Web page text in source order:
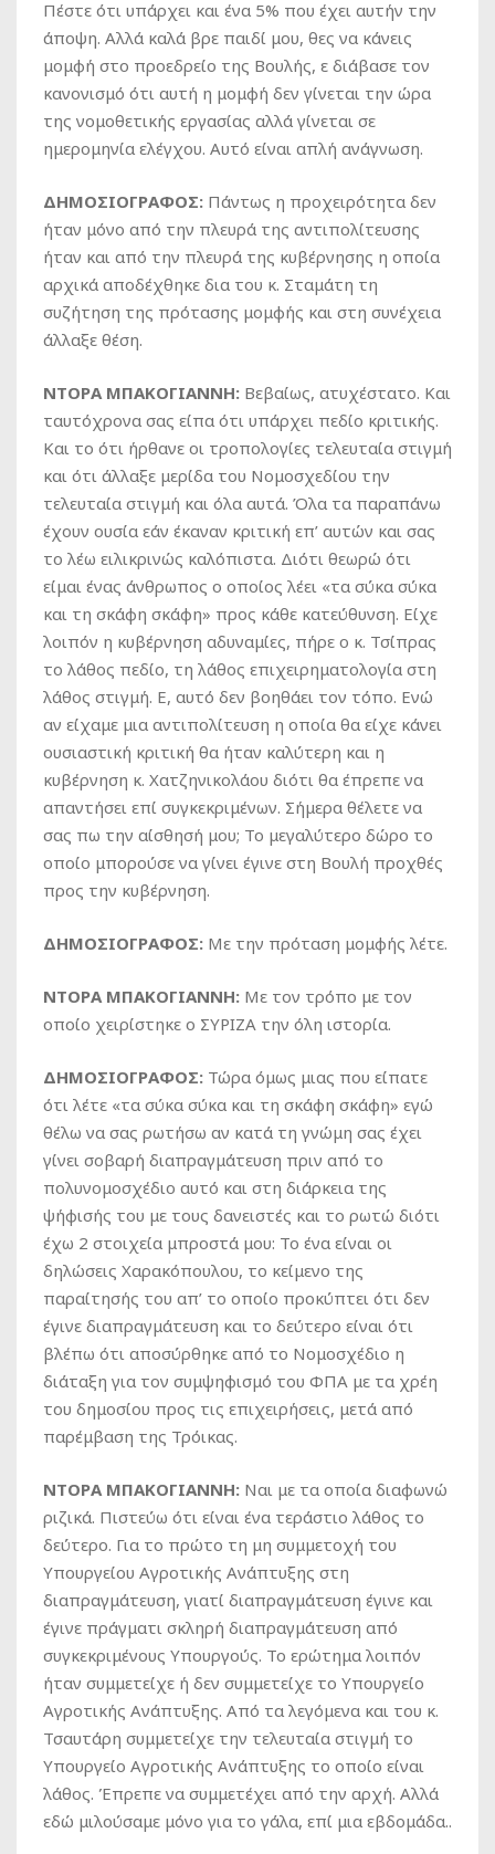
Πέστε ότι υπάρχει και ένα 5% που έχει αυτήν την
άποψη. Αλλά καλά βρε παιδί μου, θες να κάνεις
μομφή στο προεδρείο της Βουλής, ε διάβασε τον
κανονισμό ότι αυτή η μομφή δεν γίνεται την ώρα
της νομοθετικής εργασίας αλλά γίνεται σε
ημερομηνία ελέγχου. Αυτό είναι απλή ανάγνωση.
ΔΗΜΟΣΙΟΓΡΑΦΟΣ: Πάντως η προχειρότητα δεν
ήταν μόνο από την πλευρά της αντιπολίτευσης
ήταν και από την πλευρά της κυβέρνησης η οποία
αρχικά αποδέχθηκε δια του κ. Σταμάτη τη
συζήτηση της πρότασης μομφής και στη συνέχεια
άλλαξε θέση.
ΝΤΟΡΑ ΜΠΑΚΟΓΙΑΝΝΗ: Βεβαίως, ατυχέστατο. Και
ταυτόχρονα σας είπα ότι υπάρχει πεδίο κριτικής.
Και το ότι ήρθανε οι τροπολογίες τελευταία στιγμή
και ότι άλλαξε μερίδα του Νομοσχεδίου την
τελευταία στιγμή και όλα αυτά. Όλα τα παραπάνω
έχουν ουσία εάν έκαναν κριτική επ’ αυτών και σας
το λέω ειλικρινώς καλόπιστα. Διότι θεωρώ ότι
είμαι ένας άνθρωπος ο οποίος λέει «τα σύκα σύκα
και τη σκάφη σκάφη» προς κάθε κατεύθυνση. Είχε
λοιπόν η κυβέρνηση αδυναμίες, πήρε ο κ. Τσίπρας
το λάθος πεδίο, τη λάθος επιχειρηματολογία στη
λάθος στιγμή. Ε, αυτό δεν βοηθάει τον τόπο. Ενώ
αν είχαμε μια αντιπολίτευση η οποία θα είχε κάνει
ουσιαστική κριτική θα ήταν καλύτερη και η
κυβέρνηση κ. Χατζηνικολάου διότι θα έπρεπε να
απαντήσει επί συγκεκριμένων. Σήμερα θέλετε να
σας πω την αίσθησή μου; Το μεγαλύτερο δώρο το
οποίο μπορούσε να γίνει έγινε στη Βουλή προχθές
προς την κυβέρνηση.
ΔΗΜΟΣΙΟΓΡΑΦΟΣ: Με την πρόταση μομφής λέτε.
ΝΤΟΡΑ ΜΠΑΚΟΓΙΑΝΝΗ: Με τον τρόπο με τον
οποίο χειρίστηκε ο ΣΥΡΙΖΑ την όλη ιστορία.
ΔΗΜΟΣΙΟΓΡΑΦΟΣ: Τώρα όμως μιας που είπατε
ότι λέτε «τα σύκα σύκα και τη σκάφη σκάφη» εγώ
θέλω να σας ρωτήσω αν κατά τη γνώμη σας έχει
γίνει σοβαρή διαπραγμάτευση πριν από το
πολυνομοσχέδιο αυτό και στη διάρκεια της
ψήφισής του με τους δανειστές και το ρωτώ διότι
έχω 2 στοιχεία μπροστά μου: Το ένα είναι οι
δηλώσεις Χαρακόπουλου, το κείμενο της
παραίτησής του απ’ το οποίο προκύπτει ότι δεν
έγινε διαπραγμάτευση και το δεύτερο είναι ότι
βλέπω ότι αποσύρθηκε από το Νομοσχέδιο η
διάταξη για τον συμψηφισμό του ΦΠΑ με τα χρέη
του δημοσίου προς τις επιχειρήσεις, μετά από
παρέμβαση της Τρόικας.
ΝΤΟΡΑ ΜΠΑΚΟΓΙΑΝΝΗ: Ναι με τα οποία διαφωνώ
ριζικά. Πιστεύω ότι είναι ένα τεράστιο λάθος το
δεύτερο. Για το πρώτο τη μη συμμετοχή του
Υπουργείου Αγροτικής Ανάπτυξης στη
διαπραγμάτευση, γιατί διαπραγμάτευση έγινε και
έγινε πράγματι σκληρή διαπραγμάτευση από
συγκεκριμένους Υπουργούς. Το ερώτημα λοιπόν
ήταν συμμετείχε ή δεν συμμετείχε το Υπουργείο
Αγροτικής Ανάπτυξης. Από τα λεγόμενα και του κ.
Τσαυτάρη συμμετείχε την τελευταία στιγμή το
Υπουργείο Αγροτικής Ανάπτυξης το οποίο είναι
λάθος. Έπρεπε να συμμετέχει από την αρχή. Αλλά
εδώ μιλούσαμε μόνο για το γάλα, επί μια εβδομάδα..